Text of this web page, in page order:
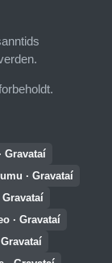
Gravataí
· Gravataí
Gravataí
· Gravataí